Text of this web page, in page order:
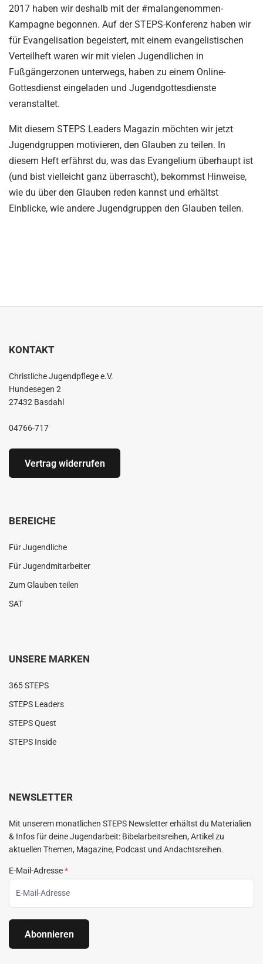
2017 haben wir deshalb mit der #malangenommen-
Kampagne begonnen. Auf der STEPS-Konferenz haben wir
für Evangelisation begeistert, mit einem evangelistischen
Verteilheft waren wir mit vielen Jugendlichen in
Fußgängerzonen unterwegs, haben zu einem Online-
Gottesdienst eingeladen und Jugendgottesdienste
veranstaltet.
Mit diesem STEPS Leaders Magazin möchten wir jetzt
Jugendgruppen motivieren, den Glauben zu teilen. In
diesem Heft erfährst du, was das Evangelium überhaupt ist
(und bist vielleicht ganz überrascht), bekommst Hinweise,
wie du über den Glauben reden kannst und erhältst
Einblicke, wie andere Jugendgruppen den Glauben teilen.
KONTAKT
Christliche Jugendpflege e.V.
Hundesegen 2
27432 Basdahl
04766-717
Vertrag widerrufen
BEREICHE
Für Jugendliche
Für Jugendmitarbeiter
Zum Glauben teilen
SAT
UNSERE MARKEN
365 STEPS
STEPS Leaders
STEPS Quest
STEPS Inside
NEWSLETTER
Mit unserem monatlichen STEPS Newsletter erhältst du Materialien
& Infos für deine Jugendarbeit: Bibelarbeitsreihen, Artikel zu
aktuellen Themen, Magazine, Podcast und Andachtsreihen.
E-Mail-Adresse*
Abonnieren